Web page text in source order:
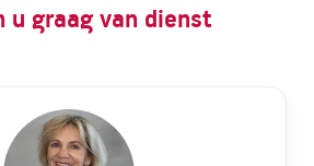
u graag van dienst